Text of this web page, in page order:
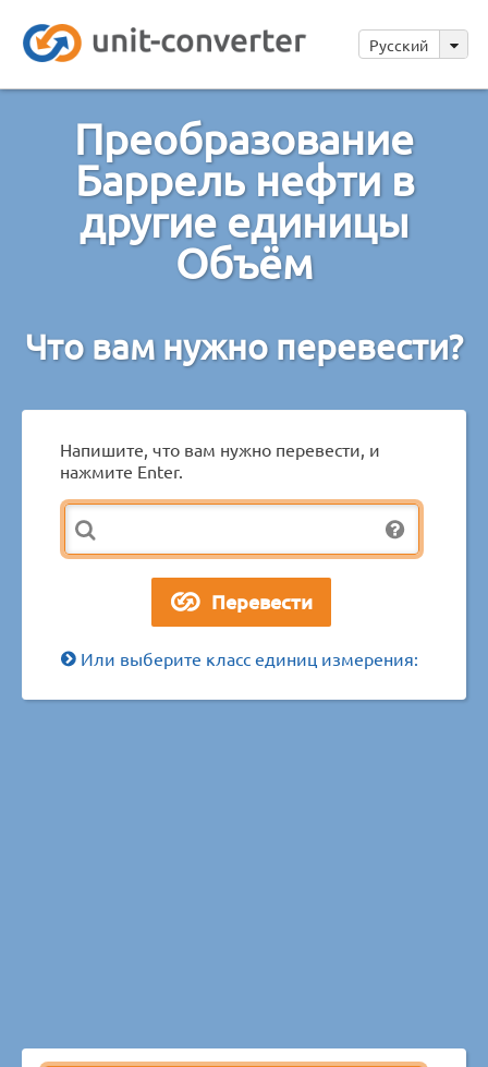
Русский
Преобразование
Баррель нефти в
другие единицы
Объём
Что вам нужно перевести?
Напишите, что вам нужно перевести, и
нажмите Enter.
Или выберите класс единиц измерения: